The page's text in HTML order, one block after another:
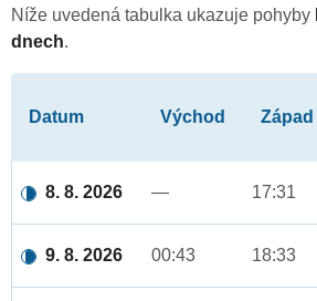
Níže uvedená tabulka ukazuje pohyby
dnech.
Datum Východ Západ
8. 8. 2026 — 17:31
9. 8. 2026 00:43 18:33